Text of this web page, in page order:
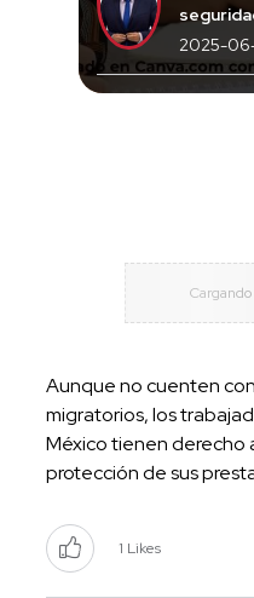
2025-
Aunque no cuenten
migratorios, los
México tienen derecho
protección de sus
1 Likes